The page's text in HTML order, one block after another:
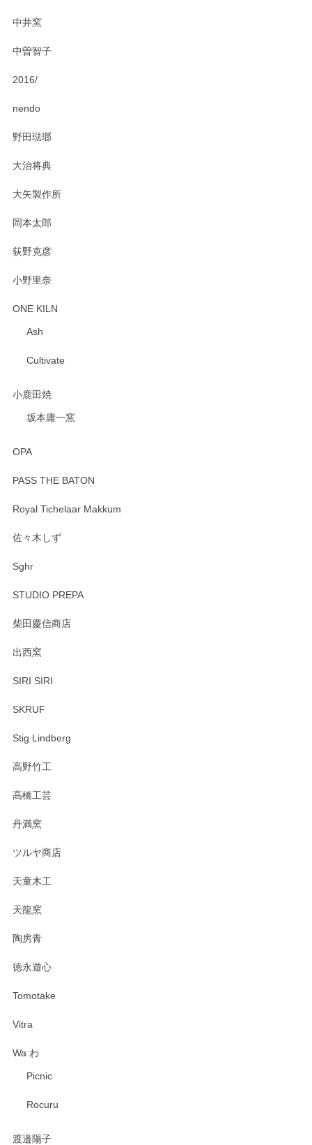
中井窯
中曽智子
2016/
nendo
野田琺瑯
大治将典
大矢製作所
岡本太郎
荻野克彦
小野里奈
ONE KILN
Ash
Cultivate
小鹿田焼
坂本庸一窯
OPA
PASS THE BATON
Royal Tichelaar Makkum
佐々木しず
Sghr
STUDIO PREPA
柴田慶信商店
出西窯
SIRI SIRI
SKRUF
Stig Lindberg
高野竹工
高橋工芸
丹満窯
ツルヤ商店
天童木工
天龍窯
陶房青
徳永遊心
Tomotake
Vitra
Wa わ
Picnic
Rocuru
渡邉陽子